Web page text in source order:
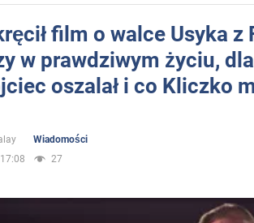
film o walce Usyka z
w prawdziwym życiu,
oszalał i co Kliczko
Wiadomości
27